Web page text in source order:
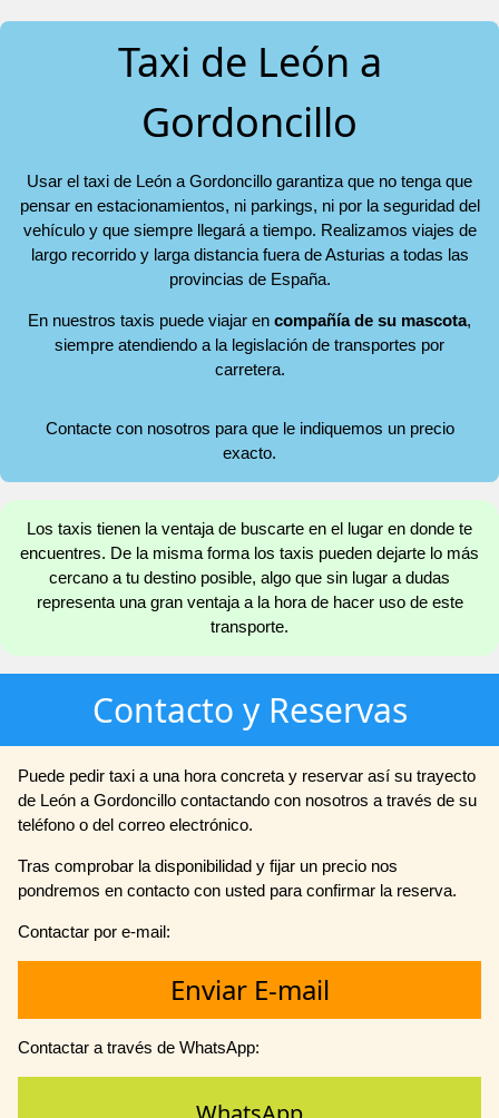
Taxi de León a
Gordoncillo
Usar el taxi de León a Gordoncillo garantiza que no tenga que
pensar en estacionamientos, ni parkings, ni por la seguridad del
vehículo y que siempre llegará a tiempo. Realizamos viajes de
largo recorrido y larga distancia fuera de Asturias a todas las
provincias de España.
En nuestros taxis puede viajar en compañía de su mascota,
siempre atendiendo a la legislación de transportes por
carretera.
Contacte con nosotros para que le indiquemos un precio
exacto.
Los taxis tienen la ventaja de buscarte en el lugar en donde te
encuentres. De la misma forma los taxis pueden dejarte lo más
cercano a tu destino posible, algo que sin lugar a dudas
representa una gran ventaja a la hora de hacer uso de este
transporte.
Contacto y Reservas
Puede pedir taxi a una hora concreta y reservar así su trayecto
de León a Gordoncillo contactando con nosotros a través de su
teléfono o del correo electrónico.
Tras comprobar la disponibilidad y fijar un precio nos
pondremos en contacto con usted para confirmar la reserva.
Contactar por e-mail:
Enviar E-mail
Contactar a través de WhatsApp: